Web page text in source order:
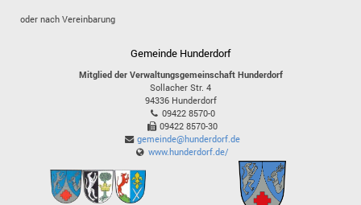
oder nach Vereinbarung
Gemeinde Hunderdorf
Mitglied der Verwaltungsgemeinschaft Hunderdorf
Sollacher Str. 4
94336 Hunderdorf
09422 8570-0
09422 8570-30
gemeinde@hunderdorf.de
www.hunderdorf.de/